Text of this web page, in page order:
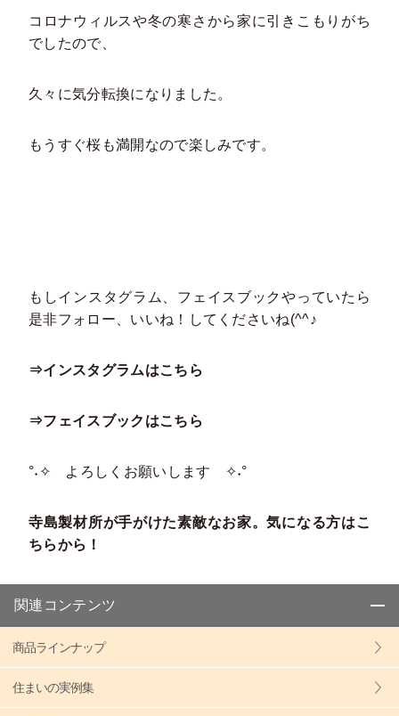
コロナウィルスや冬の寒さから家に引きこもりがち
でしたので、
久々に気分転換になりました。
もうすぐ桜も満開なので楽しみです。
もしインスタグラム、フェイスブックやっていたら
是非フォロー、いいね！してくださいね(^^♪
⇒インスタグラムはこちら
⇒フェイスブックはこちら
°˖✧ よろしくお願いします ✧˖°
寺島製材所が手がけた素敵なお家。気になる方はこ
ちらから！
関連コンテンツ
商品ラインナップ
住まいの実例集